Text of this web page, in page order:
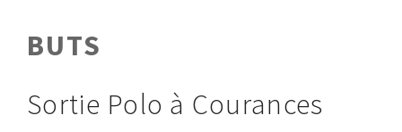
BUTS
Sortie Polo à Courances